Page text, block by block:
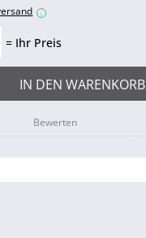
i
= Ihr Preis
IN DEN WARENKORB
Bewerten